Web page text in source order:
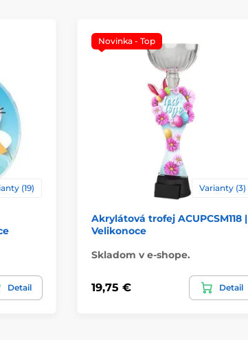
(19)
Detail
Novinka - Top
Varianty (3)
Akrylátová trofej ACUPCSM118 |
Velikonoce
Skladom v e-shope.
19,75 € Detail